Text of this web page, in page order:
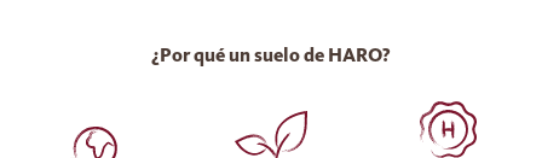
¿Por qué un suelo de HARO?